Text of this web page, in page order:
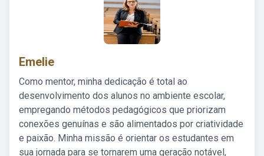
Emelie
Como mentor, minha dedicação é total ao
desenvolvimento dos alunos no ambiente escolar,
empregando métodos pedagógicos que priorizam
conexões genuínas e são alimentados por criatividade
e paixão. Minha missão é orientar os estudantes em
sua jornada para se tornarem uma geração notável,